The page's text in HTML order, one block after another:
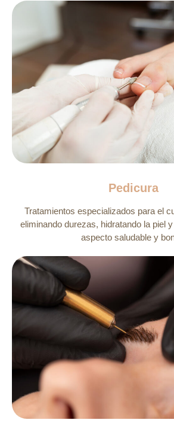
Pedicura
Tratamientos especializados para el
eliminando durezas, hidratando la piel
aspecto saludable y